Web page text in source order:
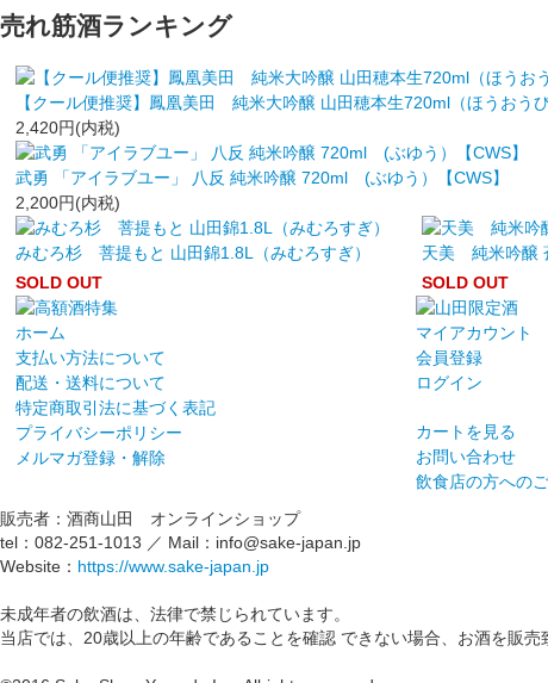
売れ筋酒ランキング
【クール便推奨】鳳凰美田 純米大吟醸 山田穂本生720ml（ほうおうび
2,420円(内税)
武勇 「アイラブユー」 八反 純米吟醸 720ml (ぶゆう）【CWS】
2,200円(内税)
みむろ杉 菩提もと 山田錦1.8L（みむろすぎ）
SOLD OUT
天美 純米吟醸
SOLD OUT
ホーム
支払い方法について
配送・送料について
特定商取引法に基づく表記
プライバシーポリシー
メルマガ登録・解除
マイアカウント
会員登録
ログイン
カートを見る
お問い合わせ
飲食店の方への
販売者：酒商山田 オンラインショップ
tel：082-251-1013 ／ Mail：info@sake-japan.jp
Website： https://www.sake-japan.jp
未成年者の飲酒は、法律で禁じられています。
当店では、20歳以上の年齢であることを確認 できない場合、お酒を販売